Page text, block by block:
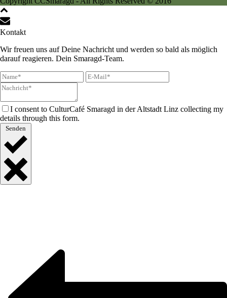
Kontakt
Wir freuen uns auf Deine Nachricht und werden so bald als möglich
darauf reagieren. Dein Smaragd-Team.
I consent to CulturCafé Smaragd in der Altstadt Linz collecting my
details through this form.
Senden